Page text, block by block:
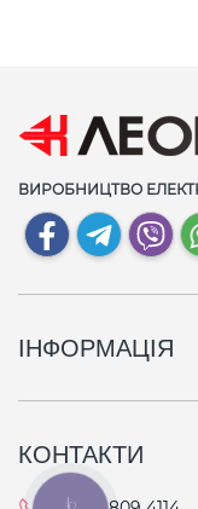
ВИРОБНИЦТВО
ІНФОРМАЦІЯ
КОНТАКТИ